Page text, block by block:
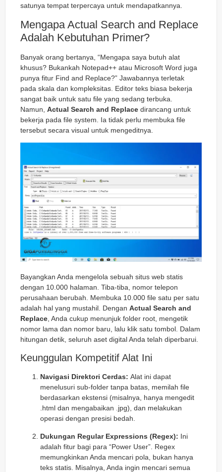
satunya tempat terpercaya untuk mendapatkannya.
Mengapa Actual Search and Replace
Adalah Kebutuhan Primer?
Banyak orang bertanya, “Mengapa saya butuh alat
khusus? Bukankah Notepad++ atau Microsoft Word juga
punya fitur Find and Replace?” Jawabannya terletak
pada skala dan kompleksitas. Editor teks biasa bekerja
sangat baik untuk satu file yang sedang terbuka.
Namun, Actual Search and Replace dirancang untuk
bekerja pada file system . Ia tidak perlu membuka file
tersebut secara visual untuk mengeditnya.
Bayangkan Anda mengelola sebuah situs web statis
dengan 10.000 halaman. Tiba-tiba, nomor telepon
perusahaan berubah. Membuka 10.000 file satu per satu
adalah hal yang mustahil. Dengan Actual Search and
Replace , Anda cukup menunjuk folder root , mengetik
nomor lama dan nomor baru, lalu klik satu tombol. Dalam
hitungan detik, seluruh aset digital Anda telah diperbarui.
Keunggulan Kompetitif Alat Ini
Navigasi Direktori Cerdas: Alat ini dapat
menelusuri sub-folder tanpa batas, memilah file
berdasarkan ekstensi (misalnya, hanya mengedit
.html dan mengabaikan .jpg), dan melakukan
operasi dengan presisi bedah.
Dukungan Regular Expressions (Regex): Ini
adalah fitur bagi para “Power User”. Regex
memungkinkan Anda mencari pola, bukan hanya
teks statis. Misalnya, Anda ingin mencari semua